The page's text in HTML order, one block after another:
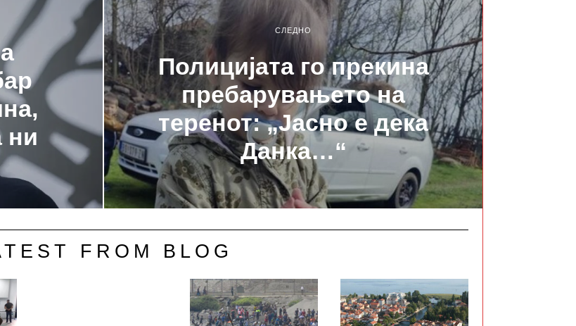
ни
СЛЕДНО
Полицијата го прекина
пребарувањето на
теренот: „Јасно е дека
Данка…“
FROM BLOG